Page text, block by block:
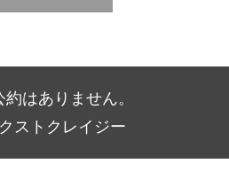
はありません。
ストクレイジー